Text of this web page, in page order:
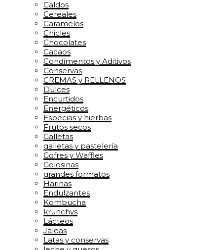
Caldos
Cereales
Caramelos
Chicles
Chocolates
Cacaos
Condimentos y Aditivos
Conservas
CREMAS y RELLENOS
Dulces
Encurtidos
Energéticos
Especias y hierbas
Frutos secos
Galletas
galletas y pastelería
Gofres y Waffles
Golosinas
grandes formatos
Harinas
Endulzantes
Kombucha
krunchys
Lácteos
Jaleas
Latas y conservas